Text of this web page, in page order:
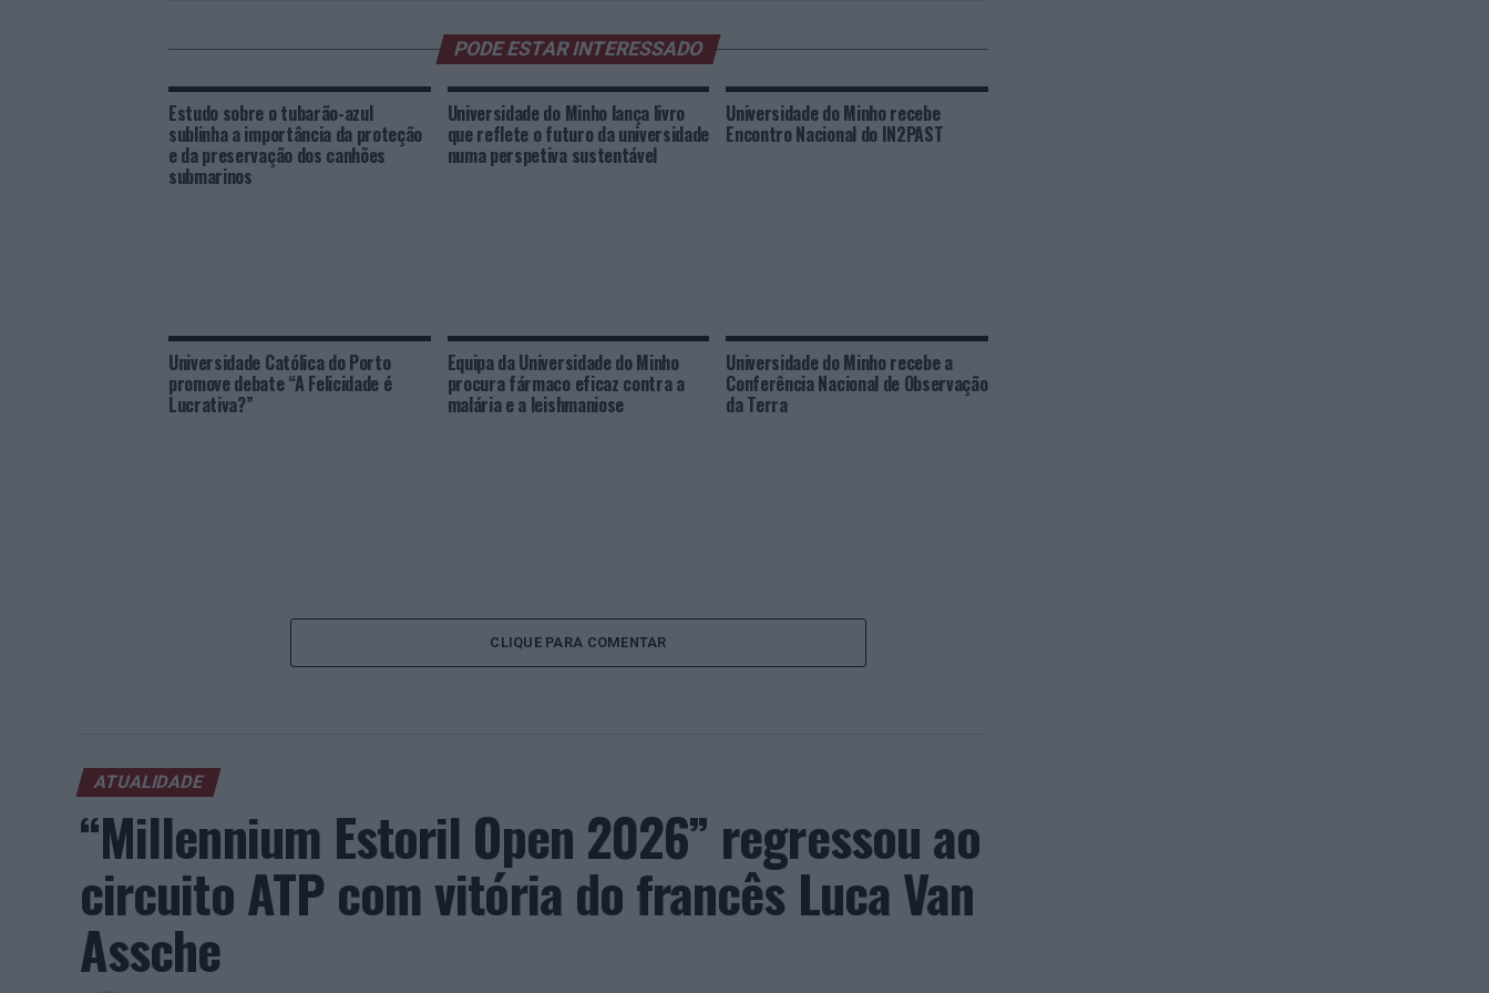
PODE ESTAR INTERESSADO
Estudo sobre o tubarão-azul
sublinha a importância da proteção
e da preservação dos canhões
submarinos
Universidade do Minho lança livro
que reflete o futuro da universidade
numa perspetiva sustentável
Universidade do Minho recebe
Encontro Nacional do IN2PAST
Universidade Católica do Porto
promove debate “A Felicidade é
Lucrativa?”
Equipa da Universidade do Minho
procura fármaco eficaz contra a
malária e a leishmaniose
Universidade do Minho recebe a
Conferência Nacional de Observação
da Terra
CLIQUE PARA COMENTAR
ATUALIDADE
“Millennium Estoril Open 2026” regressou ao
circuito ATP com vitória do francês Luca Van
Assche